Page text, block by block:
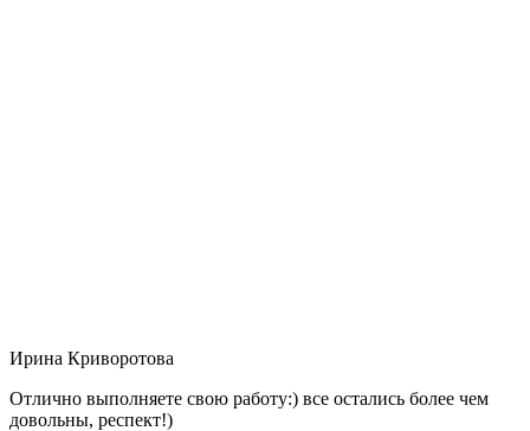
Ирина Криворотова
Отлично выполняете свою работу:) все остались более чем
довольны, респект!)